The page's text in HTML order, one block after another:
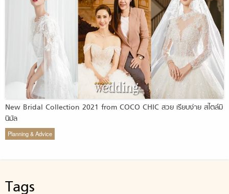
New Bridal Collection 2021 from COCO CHIC สวย เรียบง่าย สไตล์มิ
นิมัล
Planning & Advice
Tags